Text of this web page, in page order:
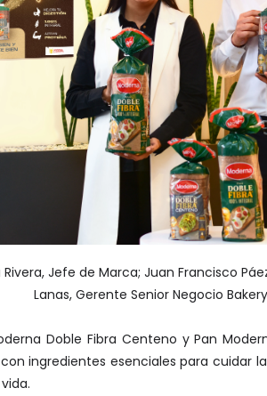
Jefe de Marca; Juan Francisco
Lanas, Gerente Senior Negocio
Doble Fibra Centeno y Pan
ingredientes esenciales para cuidar